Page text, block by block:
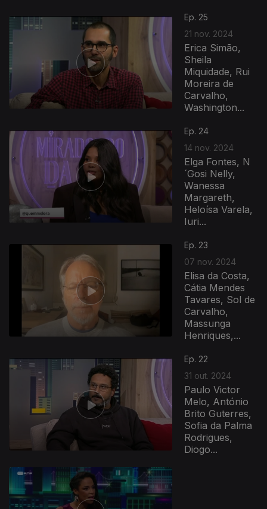
Ep. 25
21 nov. 2024
Erica Simão,
Sheila
Miquidade, Rui
Moreira de
Carvalho,
Washington...
Ep. 24
14 nov. 2024
Elga Fontes, N
´Gosi Nelly,
Wanessa
Margareth,
Heloísa Varela,
Iuri...
Ep. 23
07 nov. 2024
Elisa da Costa,
Cátia Mendes
Tavares, Sol de
Carvalho,
Massunga
Henriques,...
Ep. 22
31 out. 2024
Paulo Victor
Melo, António
Brito Guterres,
Sofia da Palma
Rodrigues,
Diogo...